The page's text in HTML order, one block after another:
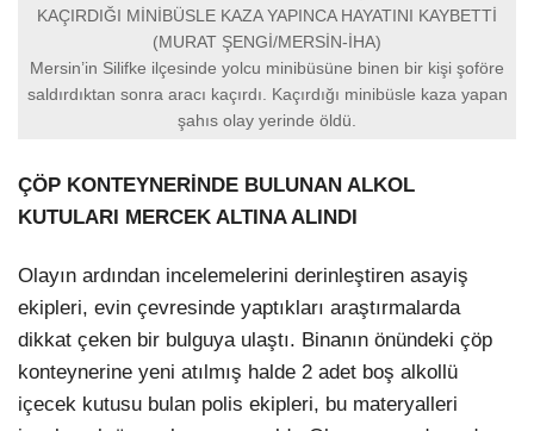
KAÇIRDIĞI MİNİBÜSLE KAZA YAPINCA HAYATINI KAYBETTİ
(MURAT ŞENGİ/MERSİN-İHA)
Mersin’in Silifke ilçesinde yolcu minibüsüne binen bir kişi şoföre
saldırdıktan sonra aracı kaçırdı. Kaçırdığı minibüsle kaza yapan
şahıs olay yerinde öldü.
ÇÖP KONTEYNERİNDE BULUNAN ALKOL
KUTULARI MERCEK ALTINA ALINDI
Olayın ardından incelemelerini derinleştiren asayiş
ekipleri, evin çevresinde yaptıkları araştırmalarda
dikkat çeken bir bulguya ulaştı. Binanın önündeki çöp
konteynerine yeni atılmış halde 2 adet boş alkollü
içecek kutusu bulan polis ekipleri, bu materyalleri